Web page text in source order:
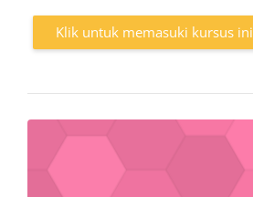
Klik untuk memasuki kursus ini